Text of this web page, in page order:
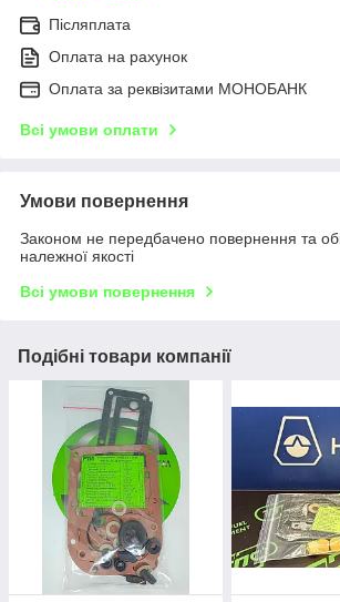
Післяплата
Оплата на рахунок
Оплата за реквізитами МОНОБАНК
Всі умови оплати
Умови повернення
Законом не передбачено повернення та
належної якості
Всі умови повернення
Подібні товари компанії